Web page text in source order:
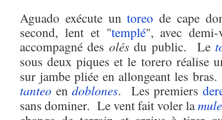
Aguado exécute untoreo de cape
second, lent et "templé", avec
accompagné des olésdu public. Le
sous deux piques et le torero réalise
sur jambe pliée en allongeant les
tanteo endoblones. Les premiers
sans dominer. Le vent fait voler la